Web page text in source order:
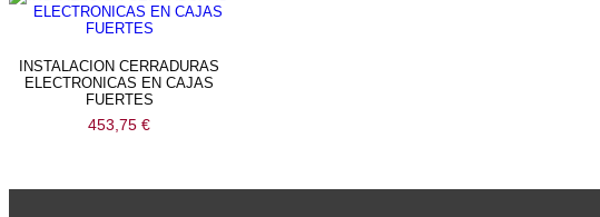
INSTALACION CERRADURAS
ELECTRONICAS EN CAJAS
FUERTES
453,75€